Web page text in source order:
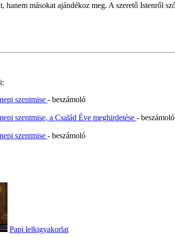
hanem másokat ajándékoz meg. A szerető Istenről
szentmise - beszámoló
szentmise, a Család Éve meghirdetése - beszámoló
szentmise - beszámoló
Papi lelkigyakorlat